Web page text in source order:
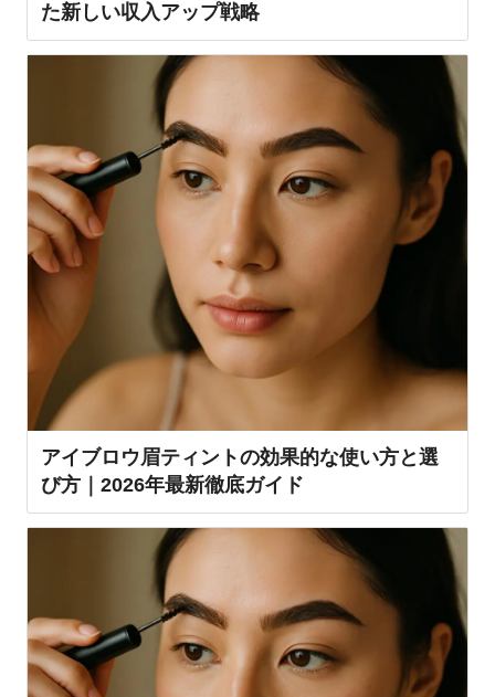
た新しい収入アップ戦略
アイブロウ眉ティントの効果的な使い方と選
び方｜2026年最新徹底ガイド